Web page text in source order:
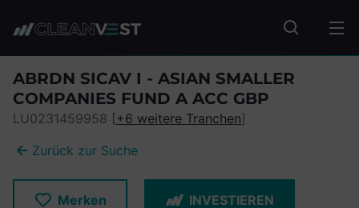
Fonds
ABRDN SICAV I - ASIAN SMALLER
COMPANIES FUND A ACC GBP
LU0231459958 [+6 weitere Tranchen]
Zurück zur Suche
Merken INVESTIEREN